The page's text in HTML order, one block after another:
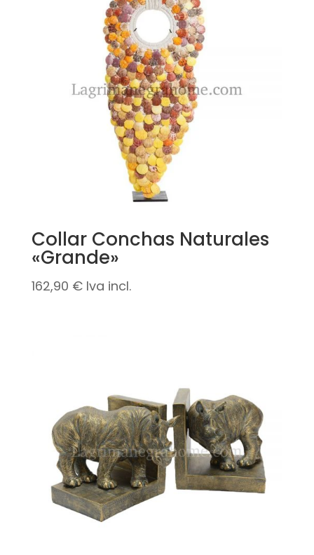
Collar Conchas Naturales
«Grande»
162,90 € Iva incl.